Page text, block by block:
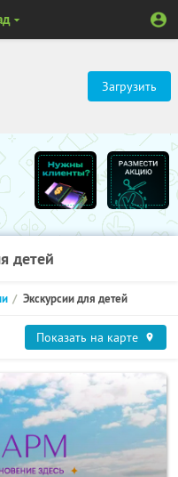
Загрузить
детей
Экскурсии для детей
Показать на карте